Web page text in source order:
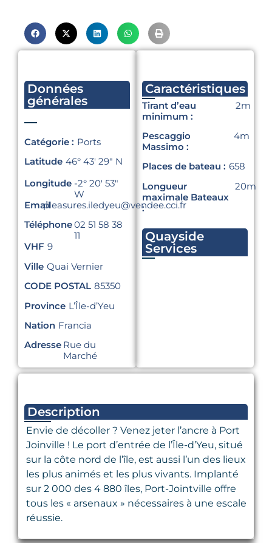
Données
générales
Catégorie : Ports
Latitude 46° 43′ 29″ N
Longitude -2° 20′ 53″
W
Emailpleasures.iledyeu@vendee.cci.fr
Téléphone02 51 58 38
11
VHF 9
Ville Quai Vernier
CODE POSTAL 85350
Province L’Île-d’Yeu
Nation Francia
Adresse Rue du
Marché
Caractéristiques
Tirant d’eau
minimum :
2m
Pescaggio
Massimo :
4m
Places de bateau : 658
Longueur
maximale Bateaux
:
20m
Quayside
Services
Description
Envie de décoller ? Venez jeter l’ancre à Port
Joinville ! Le port d’entrée de l’Île-d’Yeu, situé
sur la côte nord de l’île, est aussi l’un des lieux
les plus animés et les plus vivants. Implanté
sur 2 000 des 4 880 îles, Port-Jointville offre
tous les « arsenaux » nécessaires à une escale
réussie.